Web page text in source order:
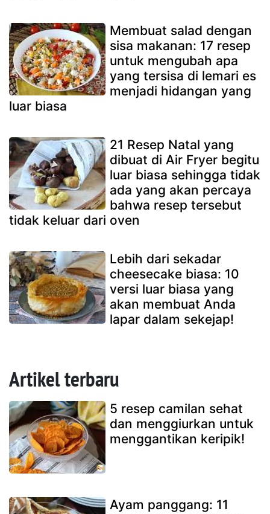
Membuat salad dengan
sisa makanan: 17 resep
untuk mengubah apa
yang tersisa di lemari es
menjadi hidangan yang
luar biasa
21 Resep Natal yang
dibuat di Air Fryer begitu
luar biasa sehingga tidak
ada yang akan percaya
bahwa resep tersebut
tidak keluar dari oven
Lebih dari sekadar
cheesecake biasa: 10
versi luar biasa yang
akan membuat Anda
lapar dalam sekejap!
Artikel terbaru
5 resep camilan sehat
dan menggiurkan untuk
menggantikan keripik!
Ayam panggang: 11